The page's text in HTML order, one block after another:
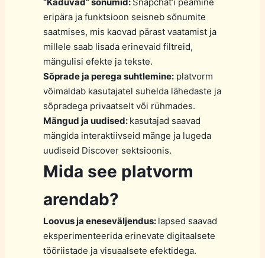
“Kaduvad” sõnumid: Snapchat’i peamine
eripära ja funktsioon seisneb sõnumite
saatmises, mis kaovad pärast vaatamist ja
millele saab lisada erinevaid filtreid,
mängulisi efekte ja tekste.
Sõprade ja perega suhtlemine:platvorm
võimaldab kasutajatel suhelda lähedaste ja
sõpradega privaatselt või rühmades.
Mängud ja uudised: kasutajad saavad
mängida interaktiivseid mänge ja lugeda
uudiseid Discover sektsioonis.
Mida see platvorm
arendab?
Loovus ja eneseväljendus: lapsed saavad
eksperimenteerida erinevate digitaalsete
tööriistade ja visuaalsete efektidega.